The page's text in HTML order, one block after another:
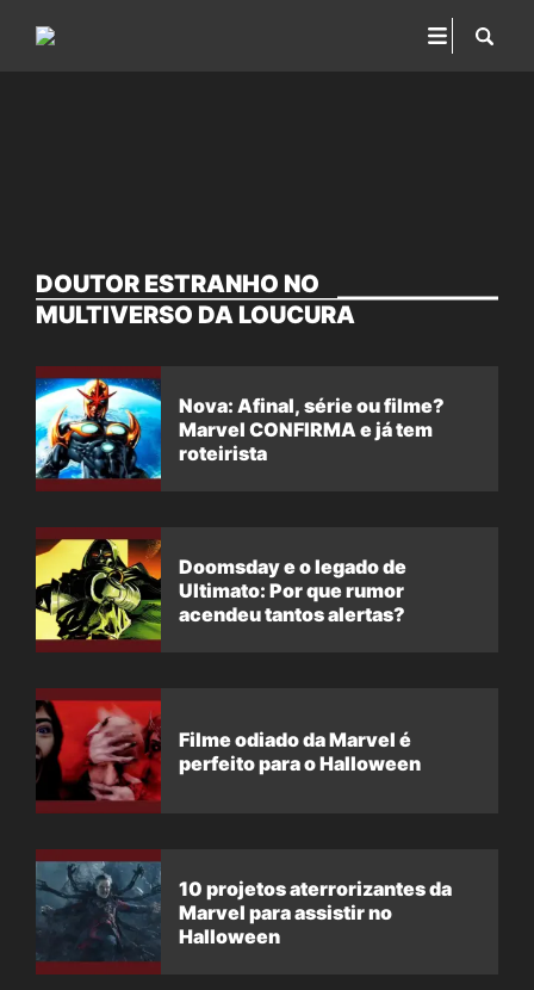
DOUTOR ESTRANHO NO
MULTIVERSO DA LOUCURA
Nova: Afinal, série ou filme?
Marvel CONFIRMA e já tem
roteirista
Doomsday e o legado de
Ultimato: Por que rumor
acendeu tantos alertas?
Filme odiado da Marvel é
perfeito para o Halloween
10 projetos aterrorizantes da
Marvel para assistir no
Halloween